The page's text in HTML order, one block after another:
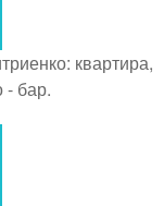
квартира,
- бар.